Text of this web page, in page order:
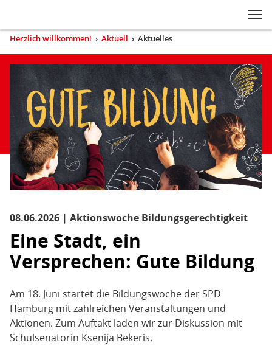
Navigation
Sie
sind
Herzlich willkommen! › Aktuell › Aktuelles
Inhaltsbereich
Aktuelles
08.06.2026 | Aktionswoche Bildungsgerechtigkeit
Eine Stadt, ein
Versprechen: Gute Bildung
Am 18. Juni startet die Bildungswoche der SPD
Hamburg mit zahlreichen Veranstaltungen und
Aktionen. Zum Auftakt laden wir zur Diskussion mit
Schulsenatorin Ksenija Bekeris.